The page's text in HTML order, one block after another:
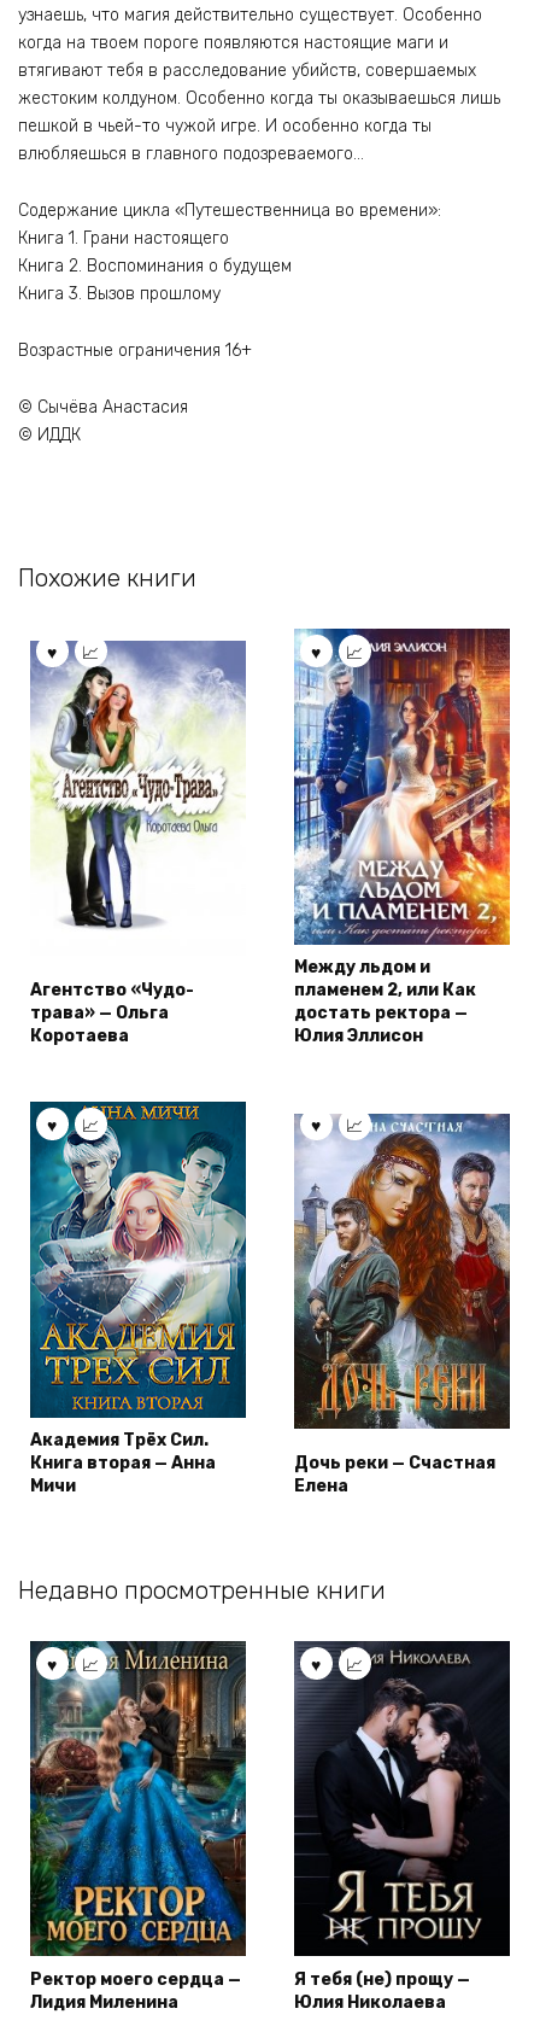
узнаешь, что магия действительно существует. Особенно
когда на твоем пороге появляются настоящие маги и
втягивают тебя в расследование убийств, совершаемых
жестоким колдуном. Особенно когда ты оказываешься лишь
пешкой в чьей-то чужой игре. И особенно когда ты
влюбляешься в главного подозреваемого…
Содержание цикла «Путешественница во времени»:
Книга 1. Грани настоящего
Книга 2. Воспоминания о будущем
Книга 3. Вызов прошлому
Возрастные ограничения 16+
© Сычёва Анастасия
© ИДДК
Похожие книги
Агентство «Чудо-
трава» — Ольга
Коротаева
Между льдом и
пламенем 2, или Как
достать ректора —
Юлия Эллисон
Академия Трёх Сил.
Книга вторая — Анна
Мичи
Дочь реки — Счастная
Елена
Недавно просмотренные книги
Ректор моего сердца —
Лидия Миленина
Я тебя (не) прощу —
Юлия Николаева